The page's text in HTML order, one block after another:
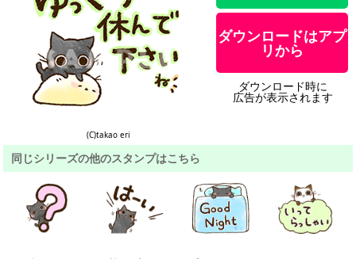
(C)takao eri
ダウンロードはアプ
リから
ダウンロード時に
広告が表示されます
同じシリーズの他のスタンプはこちら